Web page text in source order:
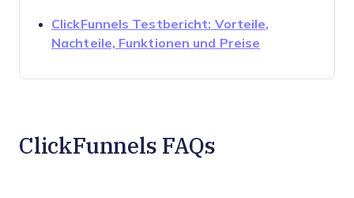
ClickFunnels Testbericht: Vorteile,
Nachteile, Funktionen und Preise
ClickFunnels FAQs